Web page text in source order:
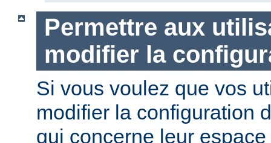
Permettre aux
modifier la
Si vous voulez que vos
modifier la configuration
qui concerne leur